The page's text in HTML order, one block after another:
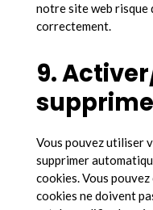
notre site web risque
correctement.
9.
Vous pouvez utiliser
supprimer
cookies. Vous
cookies ne doivent